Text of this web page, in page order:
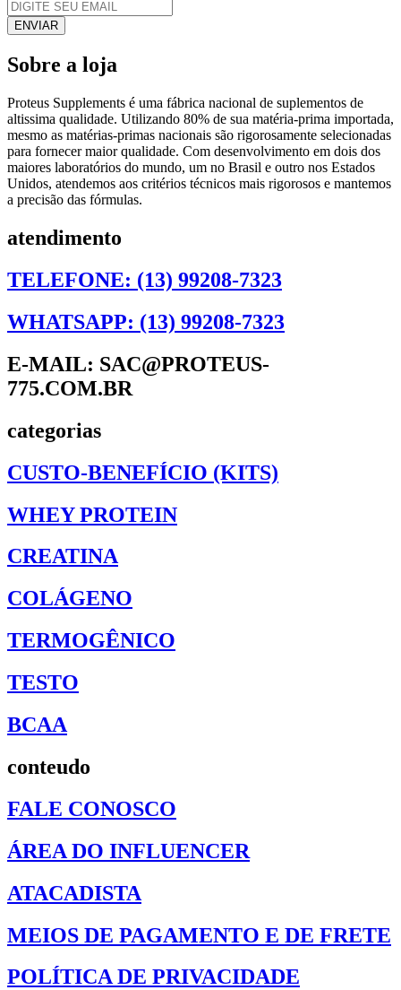
Sobre a loja
Proteus Supplements é uma fábrica nacional de suplementos de
altissima qualidade. Utilizando 80% de sua matéria-prima importada,
mesmo as matérias-primas nacionais são rigorosamente selecionadas
para fornecer maior qualidade. Com desenvolvimento em dois dos
maiores laboratórios do mundo, um no Brasil e outro nos Estados
Unidos, atendemos aos critérios técnicos mais rigorosos e mantemos
a precisão das fórmulas.
atendimento
TELEFONE: (13) 99208-7323
WHATSAPP: (13) 99208-7323
E-MAIL: SAC@PROTEUS-
775.COM.BR
categorias
CUSTO-BENEFÍCIO (KITS)
WHEY PROTEIN
CREATINA
COLÁGENO
TERMOGÊNICO
TESTO
BCAA
conteudo
FALE CONOSCO
ÁREA DO INFLUENCER
ATACADISTA
MEIOS DE PAGAMENTO E DE FRETE
POLÍTICA DE PRIVACIDADE